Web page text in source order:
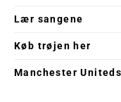
Lær sangene
Køb trøjen her
Manchester